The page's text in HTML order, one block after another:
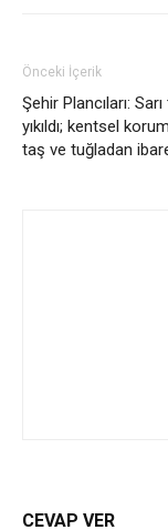
Önceki İçerik
Şehir Plancıları:
yıkıldı; kentsel
taş ve tuğladan
CEVAP VER